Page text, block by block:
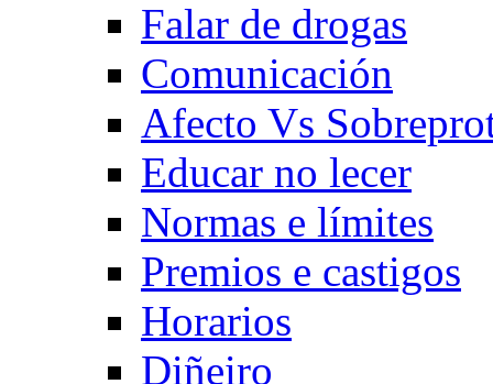
Falar de drogas
Comunicación
Afecto Vs
Educar no lecer
Normas e límites
Premios e castigos
Horarios
Diñeiro